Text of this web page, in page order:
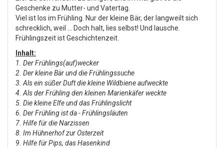
Geschenke zu Mutter- und Vatertag.
Viel ist los im Frühling. Nur der kleine Bär, der langweilt sich
schrecklich, weil … Doch halt, lies selbst! Und lausche.
Frühlingszeit ist Geschichtenzeit.
Inhalt:
1. Der Frühlings(auf)wecker
2. Der kleine Bär und die Frühlingssuche
3. Als ein süßer Duft die kleine Wildbiene aufweckte
4. Als der Frühling den kleinen Marienkäfer weckte
5. Die kleine Elfe und das Frühlingslicht
6. Der Frühling ist da - Frühlingsläuten
7. Hilfe für die Narzissen
8. Im Hühnerhof zur Osterzeit
9. Hilfe für Pips, das Hasenkind